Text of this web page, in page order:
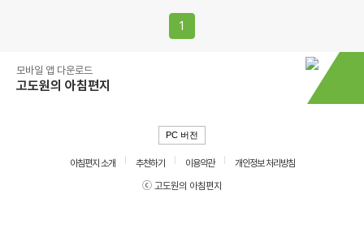
1
모바일 앱 다운로드
고도원의 아침편지
PC 버전
아침편지 소개 추천하기 이용약관
개인정보 처리방침
ⓒ 고도원의 아침편지